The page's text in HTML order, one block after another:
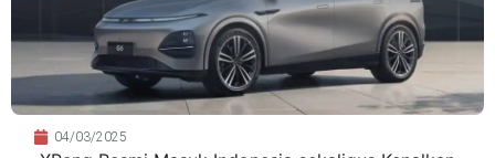
04/03/2025